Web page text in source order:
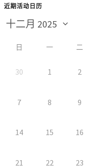
近期活动日历
日 一 二
30 1 2
7 8 9
14 15 16
21 22 23